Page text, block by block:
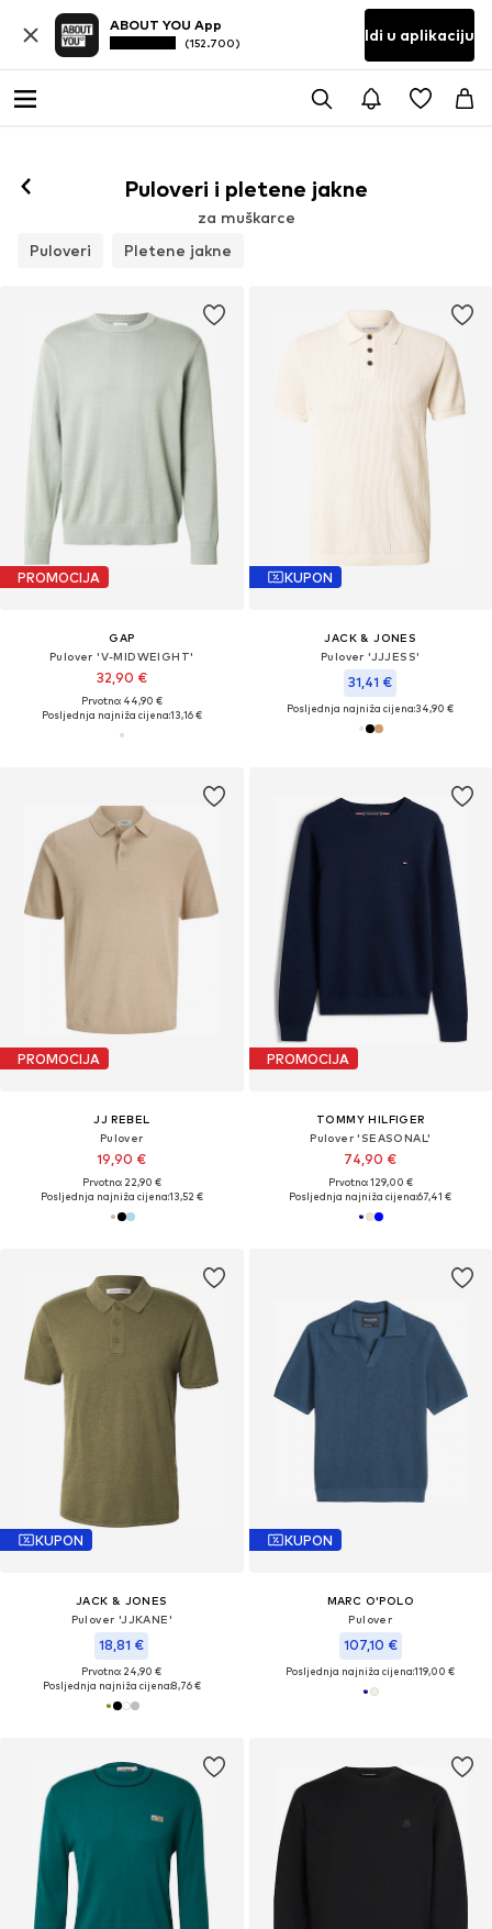
ABOUT YOU App
(152.700) Idi u aplikaciju
Puloveri i pletene jakne
za muškarce
Puloveri
Pletene jakne
PROMOCIJA
GAP
Pulover 'V-MIDWEIGHT'
32,90 €
Prvotno: 44,90 €
Posljednja najniža cijena:13,16 €
KUPON
JACK & JONES
Pulover 'JJJESS'
31,41 €
Posljednja najniža cijena:34,90 €
PROMOCIJA
JJ REBEL
Pulover
19,90 €
Prvotno: 22,90 €
Posljednja najniža cijena:13,52 €
PROMOCIJA
TOMMY HILFIGER
Pulover 'SEASONAL'
74,90 €
Prvotno: 129,00 €
Posljednja najniža cijena:67,41 €
KUPON
JACK & JONES
Pulover 'JJKANE'
18,81 €
Prvotno: 24,90 €
Posljednja najniža cijena:8,76 €
KUPON
MARC O'POLO
Pulover
107,10 €
Posljednja najniža cijena:119,00 €